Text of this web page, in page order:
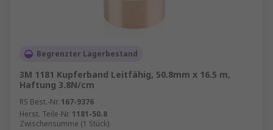
Begrenzter Lagerbestand
3M 1181 Kupferband Leitfähig, 50.8mm x 16.5 m,
Haftung 3.8N/cm
RS Best.-Nr. 167-9376
Herst. Teile-Nr. 1181-50.8
Zwischensumme (1 Stück)